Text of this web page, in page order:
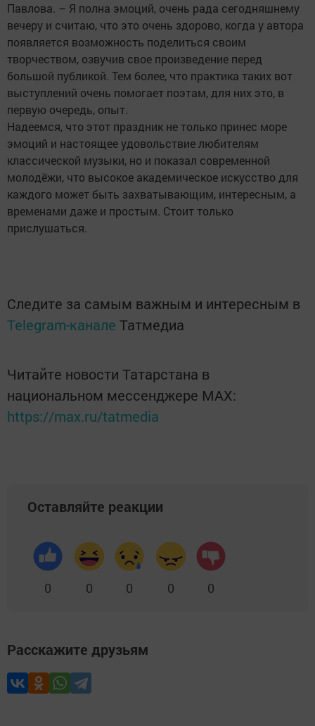
Павлова. – Я полна эмоций, очень рада сегодняшнему
вечеру и считаю, что это очень здорово, когда у автора
появляется возможность поделиться своим
творчеством, озвучив свое произведение перед
большой публикой. Тем более, что практика таких вот
выступлений очень помогает поэтам, для них это, в
первую очередь, опыт.
Надеемся, что этот праздник не только принес море
эмоций и настоящее удовольствие любителям
классической музыки, но и показал современной
молодёжи, что высокое академическое искусство для
каждого может быть захватывающим, интересным, а
временами даже и простым. Стоит только
прислушаться.
Следите за самым важным и интересным в
Telegram-канале Татмедиа
Читайте новости Татарстана в
национальном мессенджере MАХ:
https://max.ru/tatmedia
Оставляйте реакции
0 0 0 0 0
Расскажите друзьям